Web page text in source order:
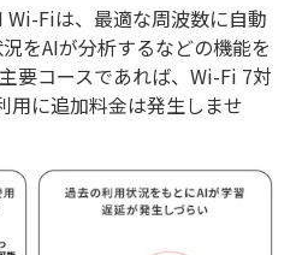
Wi-Fiは、最適な周波数に自動
をAIが分析するなどの機能を
要コースであれば、Wi-Fi 7対
用に追加料金は発生しませ